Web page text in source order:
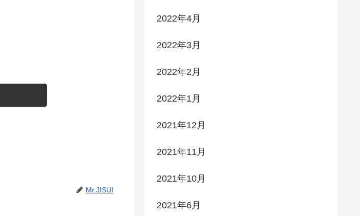
Mr.JISUI
2022年4月
2022年3月
2022年2月
2022年1月
2021年12月
2021年11月
2021年10月
2021年6月